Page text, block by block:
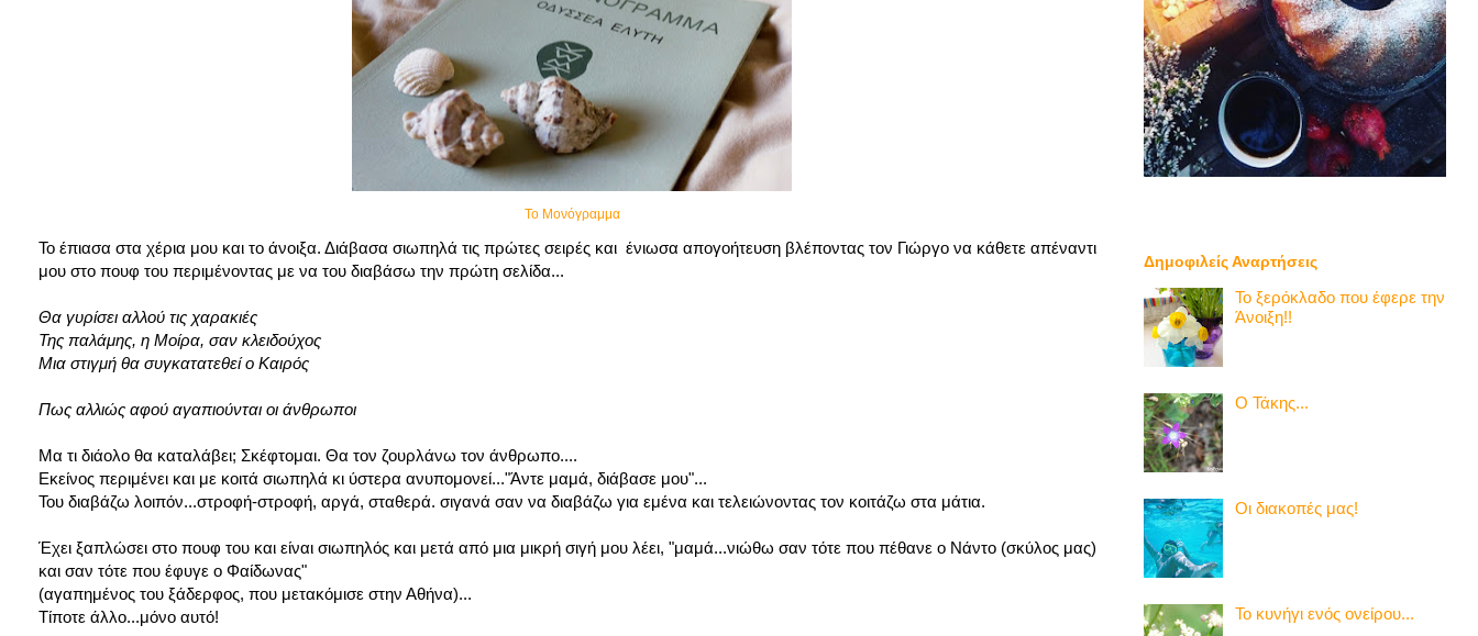
Το Μονόγραμμα
Το έπιασα στα χέρια μου και το άνοιξα. Διάβασα σιωπηλά τις πρώτες σειρές και ένιωσα απογοήτευση βλέποντας τον Γιώργο να κάθετε απέναντι
μου στο πουφ του περιμένοντας με να του διαβάσω την πρώτη σελίδα...
Θα γυρίσει αλλού τις χαρακιές
Της παλάμης, η Μοίρα, σαν κλειδούχος
Μια στιγμή θα συγκατατεθεί ο Καιρός
Πως αλλιώς αφού αγαπιούνται οι άνθρωποι
Μα τι διάολο θα καταλάβει; Σκέφτομαι. Θα τον ζουρλάνω τον άνθρωπο....
Εκείνος περιμένει και με κοιτά σιωπηλά κι ύστερα ανυπομονεί..."Άντε μαμά, διάβασε μου"...
Του διαβάζω λοιπόν...στροφή-στροφή, αργά, σταθερά. σιγανά σαν να διαβάζω για εμένα και τελειώνοντας τον κοιτάζω στα μάτια.
Έχει ξαπλώσει στο πουφ του και είναι σιωπηλός και μετά από μια μικρή σιγή μου λέει, "μαμά...νιώθω σαν τότε που πέθανε ο Νάντο (σκύλος μας)
και σαν τότε που έφυγε ο Φαίδωνας"
(αγαπημένος του ξάδερφος, που μετακόμισε στην Αθήνα)...
Τίποτε άλλο...μόνο αυτό!
Δημοφιλείς Αναρτήσεις
Το ξερόκλαδο που έφερε την
Άνοιξη!!
Ο Τάκης...
Οι διακοπές μας!
Το κυνήγι ενός ονείρου...